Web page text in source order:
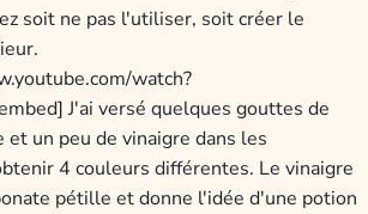
soit ne pas l'utiliser, soit créer le
watch?
J'ai versé quelques gouttes de
un peu de vinaigre dans les
4 couleurs différentes. Le vinaigre
pétille et donne l'idée d'une potion